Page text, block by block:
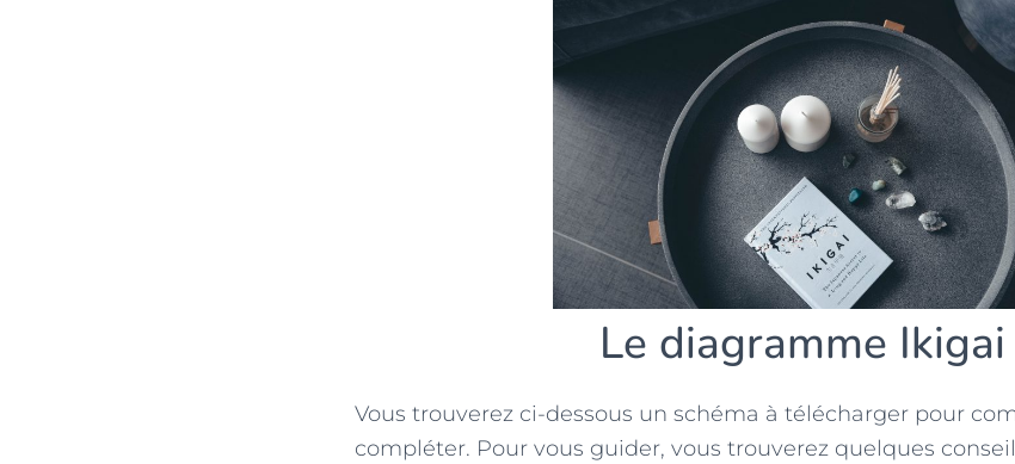
Le diagramme Ikigai
Vous trouverez ci-dessous un schéma à télécharger pour
compléter. Pour vous guider, vous trouverez quelques